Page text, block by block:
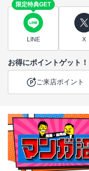
限定特典GET
LINE X
お得にポイントゲット！
ご来店ポイント